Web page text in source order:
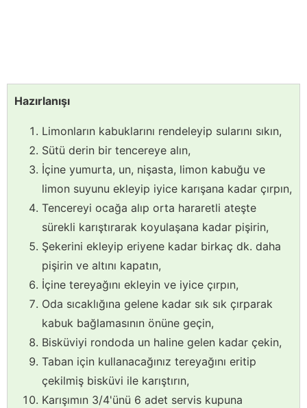
Hazırlanışı
Limonların kabuklarını rendeleyip sularını sıkın,
Sütü derin bir tencereye alın,
İçine yumurta, un, nişasta, limon kabuğu ve
limon suyunu ekleyip iyice karışana kadar çırpın,
Tencereyi ocağa alıp orta hararetli ateşte
sürekli karıştırarak koyulaşana kadar pişirin,
Şekerini ekleyip eriyene kadar birkaç dk. daha
pişirin ve altını kapatın,
İçine tereyağını ekleyin ve iyice çırpın,
Oda sıcaklığına gelene kadar sık sık çırparak
kabuk bağlamasının önüne geçin,
Bisküviyi rondoda un haline gelen kadar çekin,
Taban için kullanacağınız tereyağını eritip
çekilmiş bisküvi ile karıştırın,
Karışımın 3/4'ünü 6 adet servis kupuna